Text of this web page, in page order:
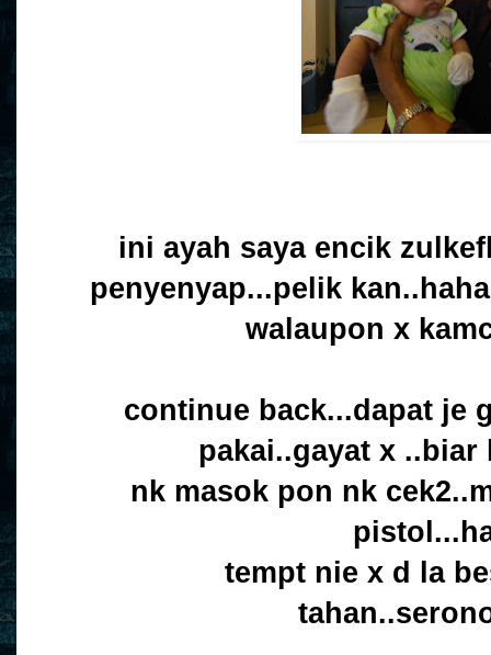
ini ayah saya encik
penyenyap...pelik
walaupon x
continue back...dapat je
pakai..gayat x ..biar
nk masok pon nk
tempt nie x d la